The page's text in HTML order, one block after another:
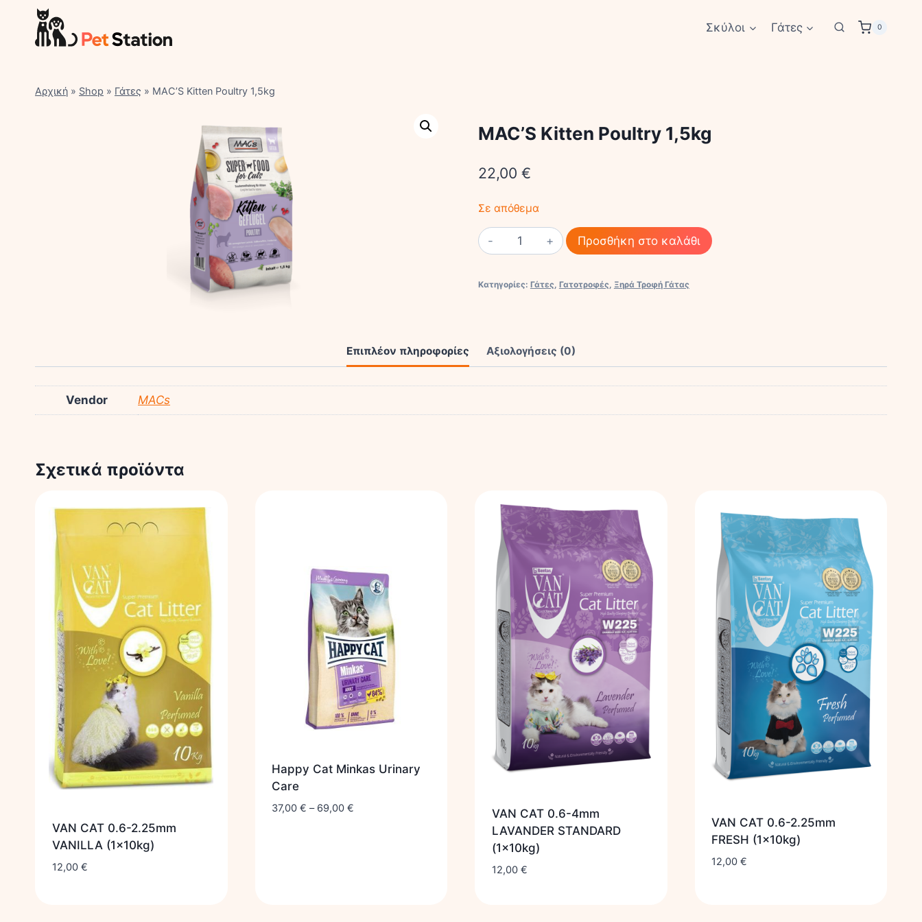
content
Σκύλοι Γάτες 0
Αρχική » Shop » Γάτες » MAC’S Kitten Poultry 1,5kg
MAC’S Kitten Poultry 1,5kg
22,00 €
Σε απόθεμα
MAC'S
Kitten
1,5kg
Προσθήκη στο καλάθι
Κατηγορίες: Γάτες, Γατοτροφές, Ξηρά Τροφή Γάτας
Επιπλέον πληροφορίες Αξιολογήσεις (0)
Vendor MACs
Σχετικά προϊόντα
VAN CAT 0.6-2.25mm
VANILLA (1x10kg)
12,00 €
Happy Cat Minkas Urinary
Care
37,00 € – 69,00 €
VAN CAT 0.6-4mm
LAVANDER STANDARD
(1x10kg)
12,00 €
VAN CAT 0.6-2.25mm
FRESH (1x10kg)
12,00 €